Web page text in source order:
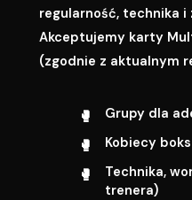
regularność, technika i
Akceptujemy karty
(zgodnie z aktualnym
Grupy dla
Kobiecy
Technika,
trenera)